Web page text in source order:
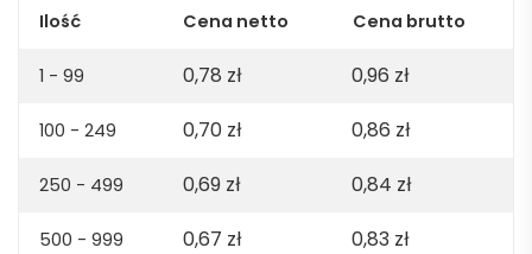
Macie
srebrny
Ilość Cena netto Cena brutto
1 - 99 0,78 zł 0,96 zł
100 - 249 0,70 zł 0,86 zł
250 - 499 0,69 zł 0,84 zł
500 - 999 0,67 zł 0,83 zł